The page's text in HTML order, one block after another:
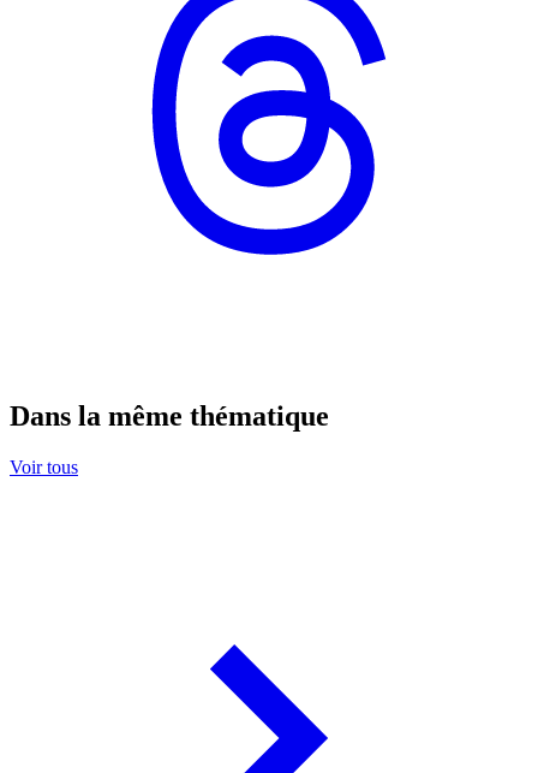
Dans la même thématique
Voir tous